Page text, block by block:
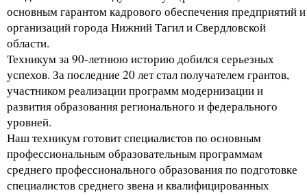
основным гарантом кадрового обеспечения предприятий и
организаций города Нижний Тагил и Свердловской
области.
Техникум за 90-летнюю историю добился серьезных
успехов. За последние 20 лет стал получателем грантов,
участником реализации программ модернизации и
развития образования регионального и федерального
уровней.
Наш техникум готовит специалистов по основным
профессиональным образовательным программам
среднего профессионального образования по подготовке
специалистов среднего звена и квалифицированных